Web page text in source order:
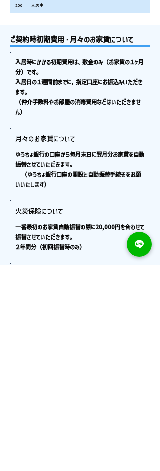
206 入居中
ご契約時初期費用・月々のお家賃について
入居時にかかる初期費用は、敷金のみ（お家賃の１ヶ月
分）です。
入居日の１週間前までに、指定口座にお振込みいただき
ます。
（仲介手数料やお部屋の消毒費用などはいただきませ
ん）
月々のお家賃について
ゆうちょ銀行の口座から毎月末日に翌月分お家賃を自動
振替させていただきます。
（ゆうちょ銀行口座の開設と自動振替手続きをお願
いいたします）
火災保険について
一番最初のお家賃自動振替の際に20,000円を合わせて
振替させていただきます。
２年間分（初回振替時のみ）